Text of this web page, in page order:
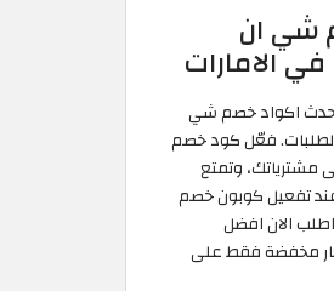
شي ان
الامارات
اكواد خصم شي
فعّل كود خصم
مشترياتك، وتمتع
تفعيل كوبون خصم
الان افضل
مخفضة فقط على